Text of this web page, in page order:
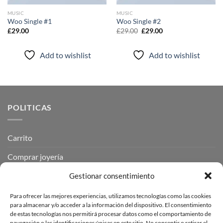
Gestionar consentimiento
Para ofrecer las mejores experiencias, utilizamos tecnologías como las cookies
para almacenar y/o acceder a la información del dispositivo. El consentimiento
de estas tecnologías nos permitirá procesar datos como el comportamiento de
MUSIC
Woo Single #1
£29.00
Add to wishlist
MUSIC
Woo Single #2
£29.00 Original
£29.00.
£29.00Current
Add to wishlist
POLITICAS
Carrito
Comprar joyería
Mi cuenta
politicas de privacidad